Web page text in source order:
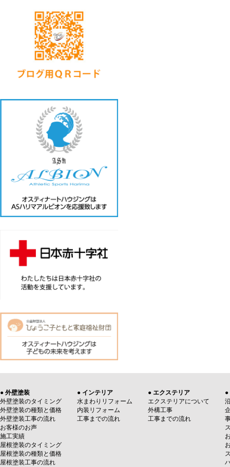
● 外壁塗装
外壁塗装のタイミング
外壁塗装の種類と価格
外壁塗装工事の流れ
お客様のお声
施工実績
屋根塗装のタイミング
屋根塗装の種類と価格
屋根塗装工事の流れ
● インテリア
水まわりリフォーム
内装リフォーム
工事までの流れ
● エクステリア
エクステリアについて
外構工事
工事までの流れ
●